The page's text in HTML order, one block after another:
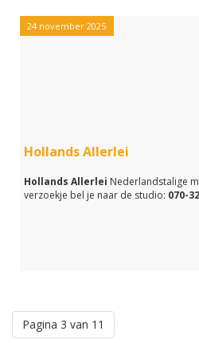
24 november 2025
Hollands Allerlei
Hollands Allerlei Nederlandstalige
verzoekje bel je naar de studio: 070-
Pagina 3 van 11